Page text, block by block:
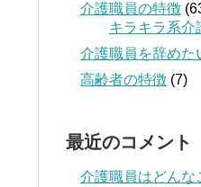
介護職員の特徴
キラキラ系介
介護職員を辞めた
高齢者の特徴 (7)
最近のコメント
介護職員はどんな